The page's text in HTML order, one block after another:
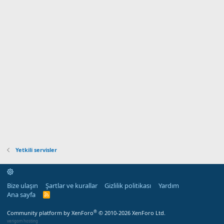
Yetkili servisler
Bize ulaşın Şartlar ve kurallar Gizlilik politikası
Yardım
Ana sayfa
R
Community platform by XenForo® © 2010-2026 XenForo Ltd.
verigom hosting